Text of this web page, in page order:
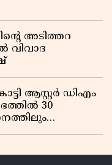
അടിത്തറ
വിവാദ
ആസ്റ്റർ ഡിഎം
30